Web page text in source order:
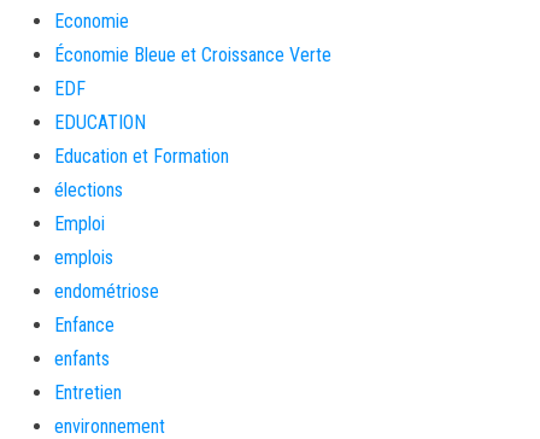
Economie
Économie Bleue et Croissance Verte
EDF
EDUCATION
Education et Formation
élections
Emploi
emplois
endométriose
Enfance
enfants
Entretien
environnement